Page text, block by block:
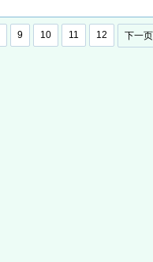
9 10 11 12 下一页